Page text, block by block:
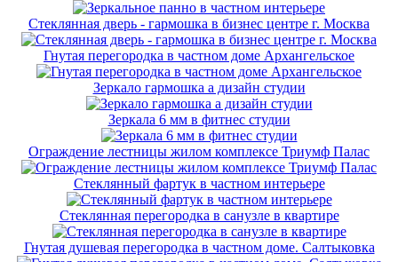
Стеклянная дверь - гармошка в бизнес центре г. Москва
Гнутая перегородка в частном доме Архангельское
Зеркало гармошка а дизайн студии
Зеркала 6 мм в фитнес студии
Ограждение лестницы жилом комплексе Триумф Палас
Стеклянный фартук в частном интерьере
Стеклянная перегородка в санузле в квартире
Гнутая душевая перегородка в частном доме. Салтыковка